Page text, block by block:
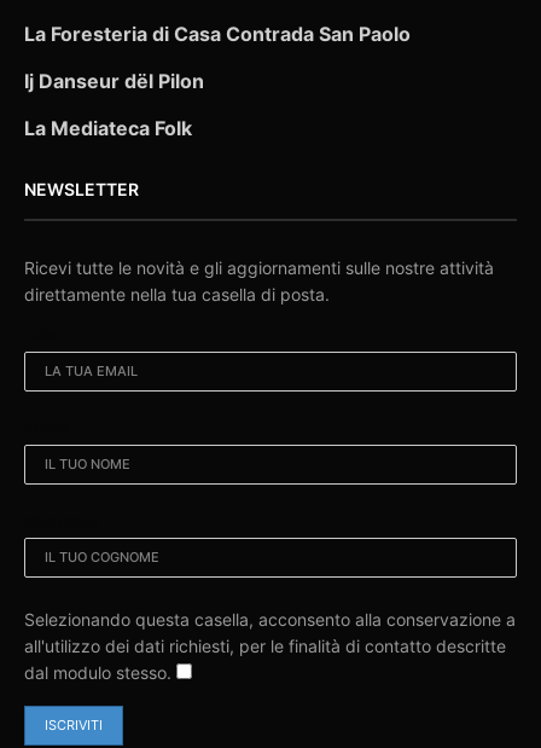
La Foresteria di Casa Contrada San Paolo
Ij Danseur dël Pilon
La Mediateca Folk
NEWSLETTER
Ricevi tutte le novità e gli aggiornamenti sulle nostre attività
direttamente nella tua casella di posta.
Selezionando questa casella, acconsento alla conservazione a
all'utilizzo dei dati richiesti, per le finalità di contatto descritte
dal modulo stesso.